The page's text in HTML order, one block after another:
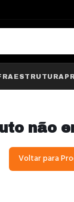
não
Voltar para